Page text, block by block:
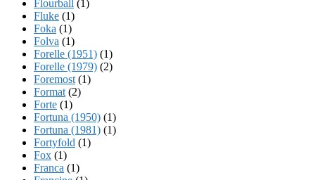
Flourball (1)
Fluke (1)
Foka (1)
Folva (1)
Forelle (1951) (1)
Forelle (1979) (2)
Foremost (1)
Format (2)
Forte (1)
Fortuna (1950) (1)
Fortuna (1981) (1)
Fortyfold (1)
Fox (1)
Franca (1)